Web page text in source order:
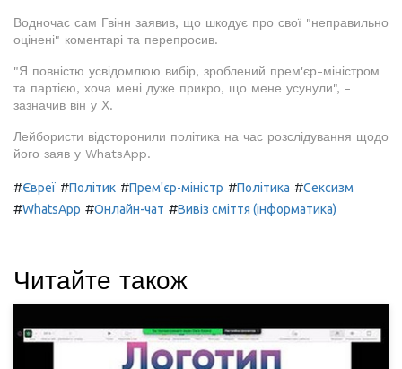
Водночас сам Гвінн заявив, що шкодує про свої "неправильно
оцінені" коментарі та перепросив.
"Я повністю усвідомлюю вибір, зроблений прем'єр-міністром
та партією, хоча мені дуже прикро, що мене усунули", -
зазначив він у Х.
Лейбористи відсторонили політика на час розслідування щодо
його заяв у WhatsApp.
#Євреї #Політик #Прем'єр-міністр #Політика #Сексизм
#WhatsApp #Онлайн-чат #Вивіз сміття (інформатика)
Читайте також